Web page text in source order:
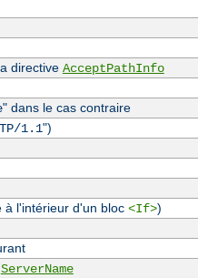
directive AcceptPathInfo
" dans le cas contraire
1.1")
à l'intérieur d'un bloc <If>)
ServerName